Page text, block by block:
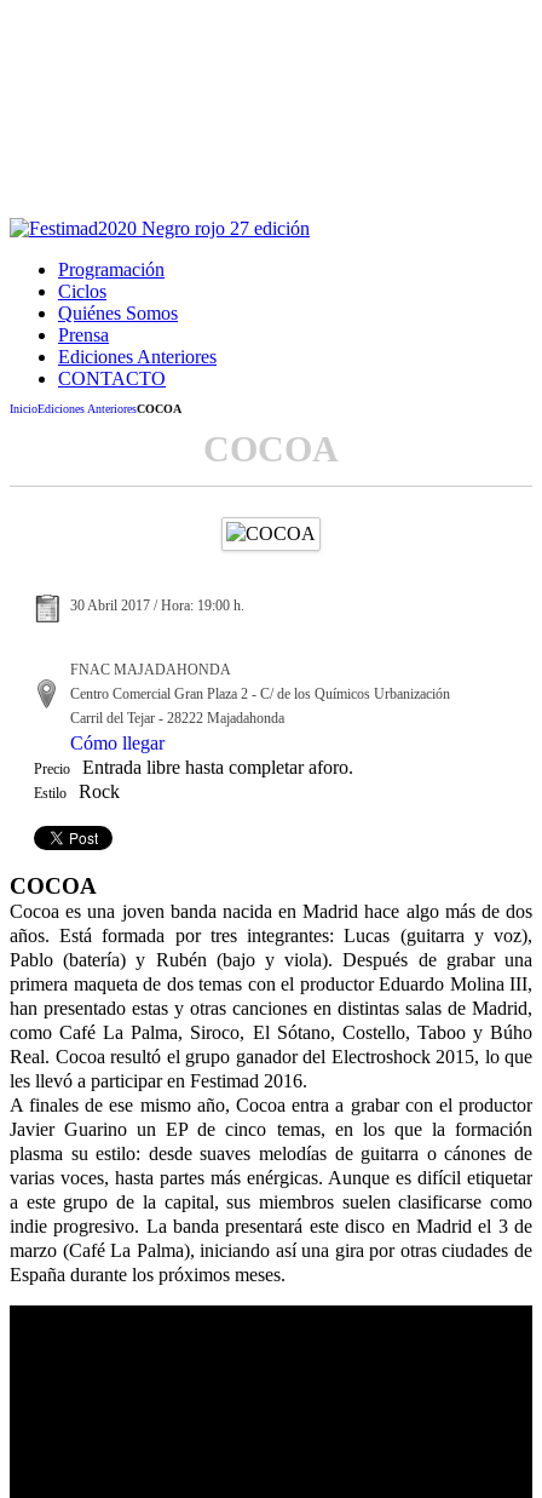
Programación
Ciclos
Quiénes Somos
Prensa
Ediciones Anteriores
CONTACTO
InicioEdiciones AnterioresCOCOA
COCOA
30 Abril 2017 / Hora: 19:00 h.
FNAC MAJADAHONDA
Centro Comercial Gran Plaza 2 - C/ de los Químicos Urbanización
Carril del Tejar - 28222 Majadahonda
Cómo llegar
Precio Entrada libre hasta completar aforo.
Estilo Rock
COCOA
Cocoa es una joven banda nacida en Madrid hace algo más de dos
años. Está formada por tres integrantes: Lucas (guitarra y voz),
Pablo (batería) y Rubén (bajo y viola). Después de grabar una
primera maqueta de dos temas con el productor Eduardo Molina III,
han presentado estas y otras canciones en distintas salas de Madrid,
como Café La Palma, Siroco, El Sótano, Costello, Taboo y Búho
Real. Cocoa resultó el grupo ganador del Electroshock 2015, lo que
les llevó a participar en Festimad 2016.
A finales de ese mismo año, Cocoa entra a grabar con el productor
Javier Guarino un EP de cinco temas, en los que la formación
plasma su estilo: desde suaves melodías de guitarra o cánones de
varias voces, hasta partes más enérgicas. Aunque es difícil etiquetar
a este grupo de la capital, sus miembros suelen clasificarse como
indie progresivo. La banda presentará este disco en Madrid el 3 de
marzo (Café La Palma), iniciando así una gira por otras ciudades de
España durante los próximos meses.